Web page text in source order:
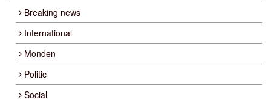
Breaking news
International
Monden
Politic
Social